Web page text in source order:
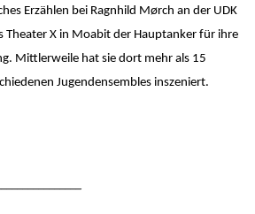
Erzählen bei Ragnhild Mørch an der UDK
Theater X in Moabit der Hauptanker für ihre
Mittlerweile hat sie dort mehr als 15
Jugendensembles inszeniert.